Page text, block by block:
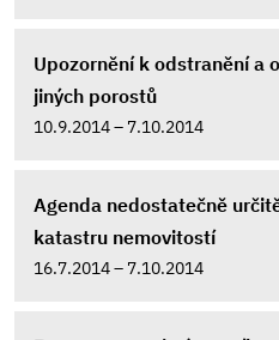
Upozornění k odstranění a
jiných porostů
10.9.2014 – 7.10.2014
Agenda nedostatečně
katastru nemovitostí
16.7.2014 – 7.10.2014